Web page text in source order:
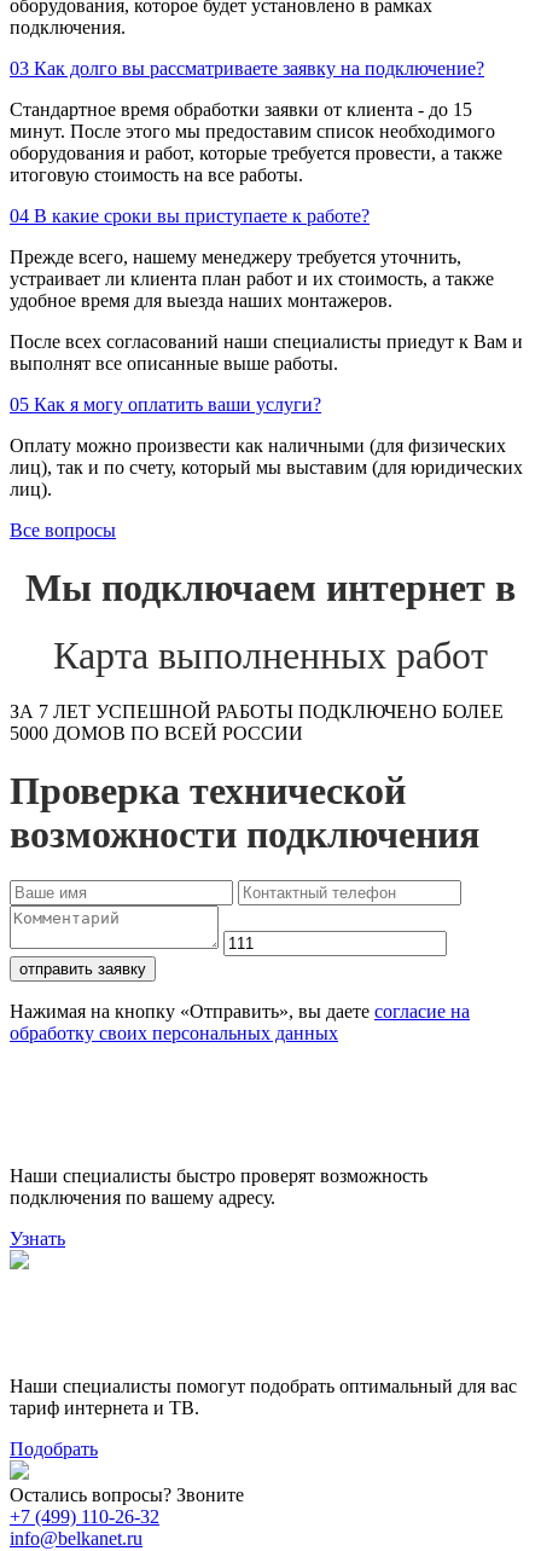
оборудования, которое будет установлено в рамках
подключения.
03 Как долго вы рассматриваете заявку на подключение?
Стандартное время обработки заявки от клиента - до 15
минут. После этого мы предоставим список необходимого
оборудования и работ, которые требуется провести, а также
итоговую стоимость на все работы.
04 В какие сроки вы приступаете к работе?
Прежде всего, нашему менеджеру требуется уточнить,
устраивает ли клиента план работ и их стоимость, а также
удобное время для выезда наших монтажеров.
После всех согласований наши специалисты приедут к Вам и
выполнят все описанные выше работы.
05 Как я могу оплатить ваши услуги?
Оплату можно произвести как наличными (для физических
лиц), так и по счету, который мы выставим (для юридических
лиц).
Все вопросы
Мы подключаем интернет в
Карта выполненных работ
ЗА 7 ЛЕТ УСПЕШНОЙ РАБОТЫ ПОДКЛЮЧЕНО БОЛЕЕ
5000 ДОМОВ ПО ВСЕЙ РОССИИ
Проверка технической
возможности подключения
отправить заявку
Нажимая на кнопку «Отправить», вы даете согласие на
обработку своих персональных данных
Наши специалисты быстро проверят возможность
подключения по вашему адресу.
Узнать
Наши специалисты помогут подобрать оптимальный для вас
тариф интернета и ТВ.
Подобрать
Остались вопросы? Звоните
+7 (499) 110-26-32
info@belkanet.ru